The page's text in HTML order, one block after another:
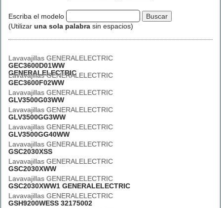
Escriba el modelo
(Utilizar una sola palabra sin espacios)
Lavavajillas GENERALELECTRIC
GEC3600D01WW
GENERALELECTRIC
Lavavajillas GENERALELECTRIC
GEC3600F02WW
Lavavajillas GENERALELECTRIC
GLV3500G03WW
Lavavajillas GENERALELECTRIC
GLV3500GG3WW
Lavavajillas GENERALELECTRIC
GLV3500GG40WW
Lavavajillas GENERALELECTRIC
GSC2030XSS
Lavavajillas GENERALELECTRIC
GSC2030XWW
Lavavajillas GENERALELECTRIC
GSC2030XWW1 GENERALELECTRIC
Lavavajillas GENERALELECTRIC
GSH9200WESS 32175002